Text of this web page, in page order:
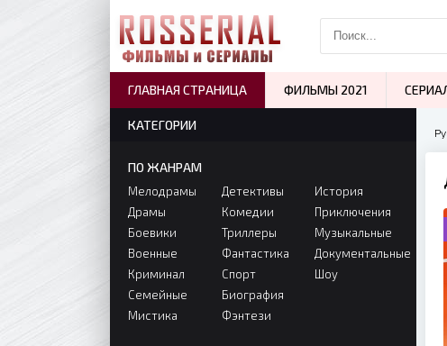
КАТЕГОРИИ
ПО ЖАНРАМ
Мелодрамы
Драмы
Боевики
Военные
Криминал
Семейные
Мистика
Детективы
Комедии
Триллеры
Фантастика
Спорт
Биография
Фэнтези
История
Приключения
Музыкальные
Документальные
Шоу
ГЛАВНАЯ СТРАНИЦА ФИЛЬМЫ 2021